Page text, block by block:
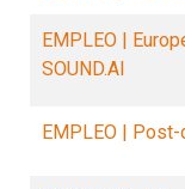
EMPLEO |
SOUND.AI
EMPLEO | Post-